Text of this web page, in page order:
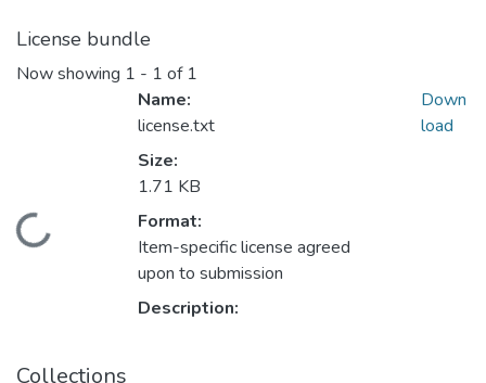
License bundle
Now showing 1 - 1 of 1
Loading...
Name:
license.txt
Size:
1.71 KB
Format:
Item-specific license agreed
upon to submission
Description:
Down
load
Collections